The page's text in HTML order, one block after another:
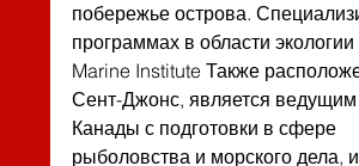
побережье острова.
программах в области экологии
Marine Institute Также
Сент-Джонс, является
Канады с подготовки в сфере
рыболовства и морского дела,